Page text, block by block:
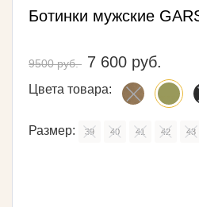
Ботинки мужские
9500 руб. 7 600 руб.
Цвета товара:
Размер: 39 40 41 42 43